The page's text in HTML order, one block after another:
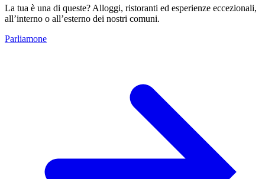
La tua è una di queste? Alloggi, ristoranti ed esperienze eccezionali,
all’interno o all’esterno dei nostri comuni.
Parliamone